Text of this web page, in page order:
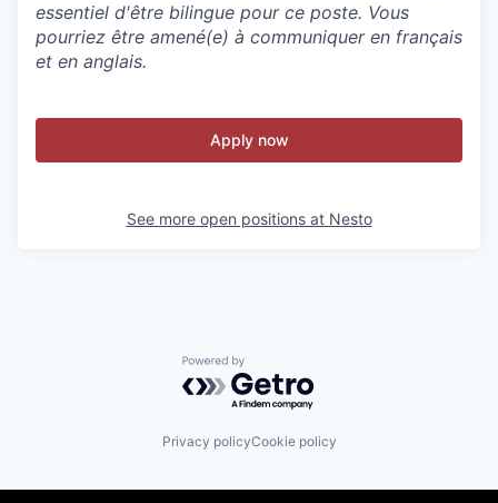
essentiel d'être bilingue pour ce poste. Vous
pourriez être amené(e) à communiquer en français
et en anglais.
Apply now
See more open positions at Nesto
Powered by Getro.com
Privacy policyCookie policy